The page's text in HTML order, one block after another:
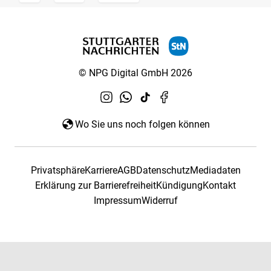
© NPG Digital GmbH 2026
Wo Sie uns noch folgen können
PrivatsphäreKarriereAGBDatenschutzMediadaten
Erklärung zur BarrierefreiheitKündigungKontakt
ImpressumWiderruf